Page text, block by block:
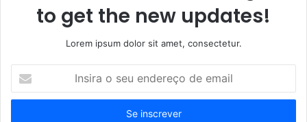
to get the new updates!
Lorem ipsum dolor sit amet, consectetur.
seu